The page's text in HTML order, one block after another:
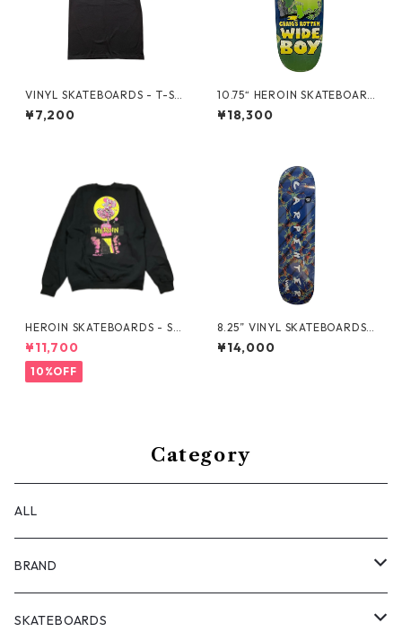
VINYL SKATEBOARDS - T-SH
IRT SPIRAL LOGO BLK -
¥7,200
10.75“ HEROIN SKATEBOARD
S - CRAIG QUESTIONS ROTT
EN WIDE BOY -
¥18,300
HEROIN SKATEBOARDS - SK
ATE ZOMBIE BLK CREWNEC
K -
¥11,700
10%OFF
8.25” VINYL SKATEBOARDS -
CARPENTER FRAGMENT -
¥14,000
Category
ALL
BRAND
ANTIZ SKATEBOARDS
SKATEBOARDS